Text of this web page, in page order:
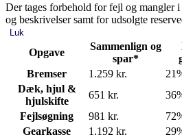
Der tages forbehold for fejl og mangler
og beskrivelser samt for udsolgte
Luk
Opgave
Sammenlign og
spar*
Bremser
1.259 kr.
Dæk, hjul &
hjulskifte
651 kr.
Fejlsøgning
981 kr.
Gearkasse
1.192 kr.